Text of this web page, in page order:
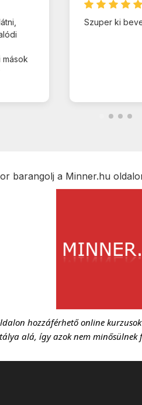
Szuper ki
barangolj a Minner.hu
hozzáférhető online
alá, így azok nem minősülnek